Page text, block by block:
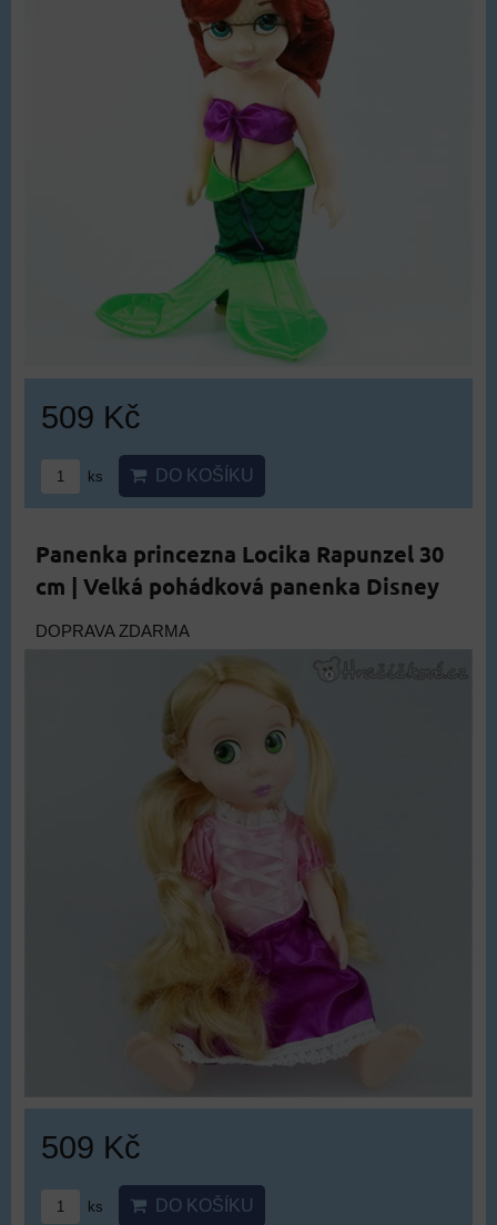
509 Kč
ks DO KOŠÍKU
Panenka princezna Locika Rapunzel 30
cm | Velká pohádková panenka Disney
DOPRAVA ZDARMA
509 Kč
ks DO KOŠÍKU